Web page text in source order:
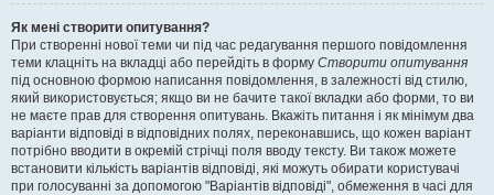
Як мені створити опитування?
При створенні нової теми чи під час редагування першого повідомлення
теми клацніть на вкладці або перейдіть в форму Створити опитування
під основною формою написання повідомлення, в залежності від стилю,
який використовується; якщо ви не бачите такої вкладки або форми, то ви
не маєте прав для створення опитувань. Вкажіть питання і як мінімум два
варіанти відповіді в відповідних полях, переконавшись, що кожен варіант
потрібно вводити в окремій стрічці поля вводу тексту. Ви також можете
встановити кількість варіантів відповіді, які можуть обирати користувачі
при голосуванні за допомогою "Варіантів відповіді", обмеження в часі для